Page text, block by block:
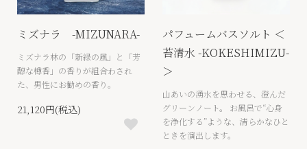
ミズナラ -MIZUNARA-
ミズナラ林の「新緑の風」と「芳
醇な樽香」の香りが組合わされ
た、男性にお勧めの香り。
21,120円(税込)
パフュームバスソルト ＜
苔清水 -KOKESHIMIZU-
＞
山あいの湧水を思わせる、澄んだ
グリーンノート。 お風呂で“心身
を浄化する”ような、清らかなひと
ときを演出します。